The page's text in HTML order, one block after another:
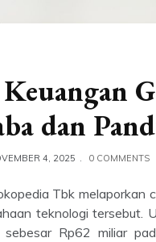
dan
4, 2025 0 COMMENTS
Tbk
teknologi tersebut.
sebesar Rp62 miliar